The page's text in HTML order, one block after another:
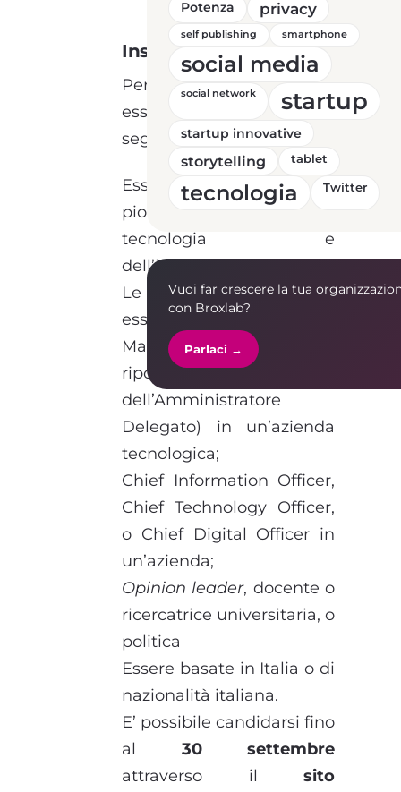
InspiringFifty Italia
Per candidarsi
essere in possesso dei
seguenti requisiti:
Essererole model
e
pioniere nel campo della
tecnologia e
dell’innovazione;
Le candidate possono
essere:
Manager (C-level
riporto
dell’Amministratore
Delegato) in un’azienda
tecnologica;
Chief Information Officer,
Chief Technology Officer,
o Chief Digital Officer in
un’azienda;
Opinion leader, docente o
ricercatrice universitaria, o
politica
Essere basate in Italia o di
nazionalità italiana.
E’ possibile candidarsi fino
al 30 settembre
attraverso il sito
Potenza privacy
self publishing smartphone
social media
social network startup
startup innovative
storytelling tablet
tecnologia Twitter
Vuoi far crescere la tua
con Broxlab?
Parlaci →